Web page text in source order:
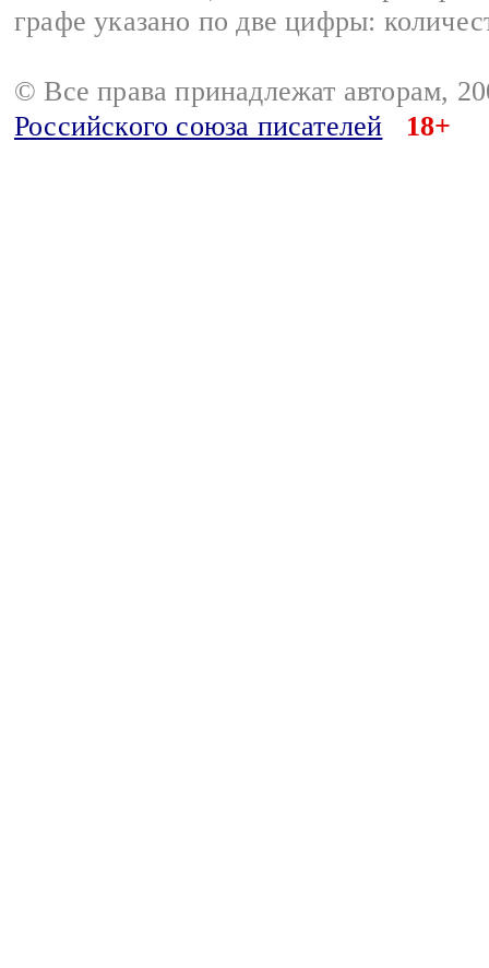
графе указано по две цифры:
© Все права принадлежат авторам,
Российского союза писателей
18+